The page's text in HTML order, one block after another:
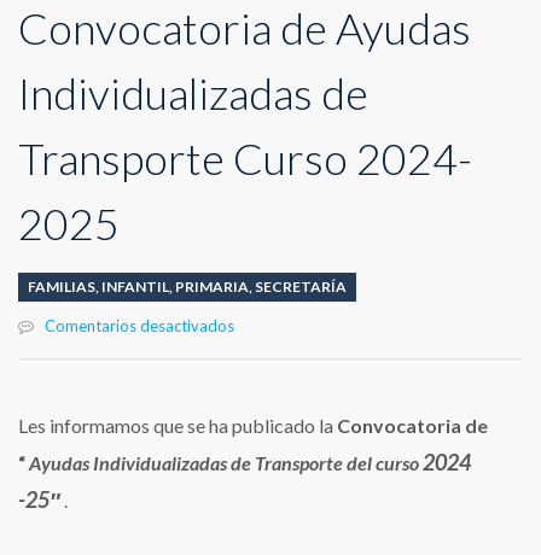
Convocatoria de Ayudas
Individualizadas de
Transporte Curso 2024-
2025
FAMILIAS, INFANTIL, PRIMARIA, SECRETARÍA
Comentarios desactivadosen
Individualizadas
Transporte
Les informamos que se ha publicado la Convocatoria de
“Ayudas Individualizadas de Transporte del curso2024
-25″ .